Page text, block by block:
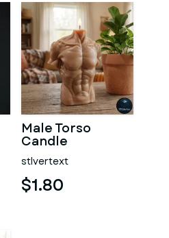
Male Torso
Candle
stlvertext
$1.80